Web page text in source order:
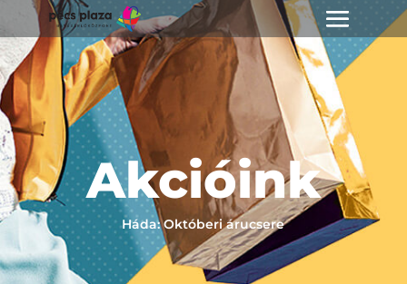
Akcióink
Háda: Októberi árucsere